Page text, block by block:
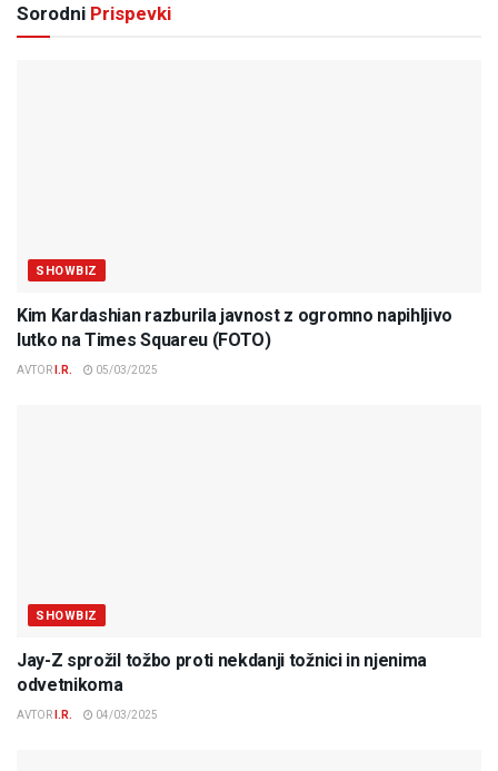
Sorodni Prispevki
SHOWBIZ
Kim Kardashian razburila javnost z ogromno napihljivo
lutko na Times Squareu (FOTO)
AVTOR I.R. 05/03/2025
SHOWBIZ
Jay-Z sprožil tožbo proti nekdanji tožnici in njenima
odvetnikoma
AVTOR I.R. 04/03/2025